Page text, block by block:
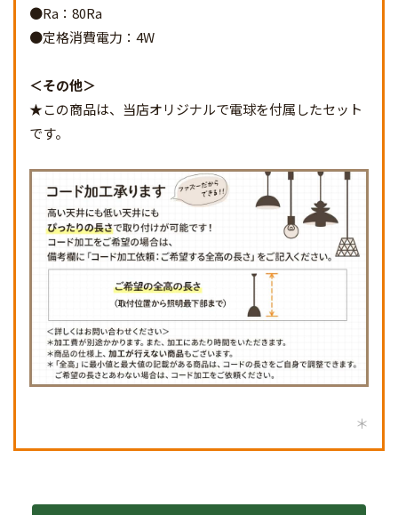
●Ra：80Ra
●定格消費電力：4W
その他
★この商品は、当店オリジナルで電球を付属したセット
です。